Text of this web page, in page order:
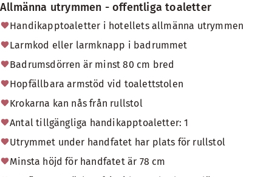
Allmänna utrymmen - offentliga toaletter
Handikapptoaletter i hotellets allmänna utrymmen
Larmkod eller larmknapp i badrummet
Badrumsdörren är minst 80 cm bred
Hopfällbara armstöd vid toalettstolen
Krokarna kan nås från rullstol
Antal tillgängliga handikapptoaletter: 1
Utrymmet under handfatet har plats för rullstol
Minsta höjd för handfatet är 78 cm